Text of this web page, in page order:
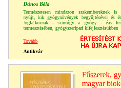
Dános Béla
Természetesen mindazon szakembereknek is
nyújt, kik gyógynövények begyűjtésével és
foglalkoznak - szintúgy a gyógy - éas
termesztésében, gyógyszeripari kifejlesztésükben
Tovább
Antikvár
Fűszerek,
magyar